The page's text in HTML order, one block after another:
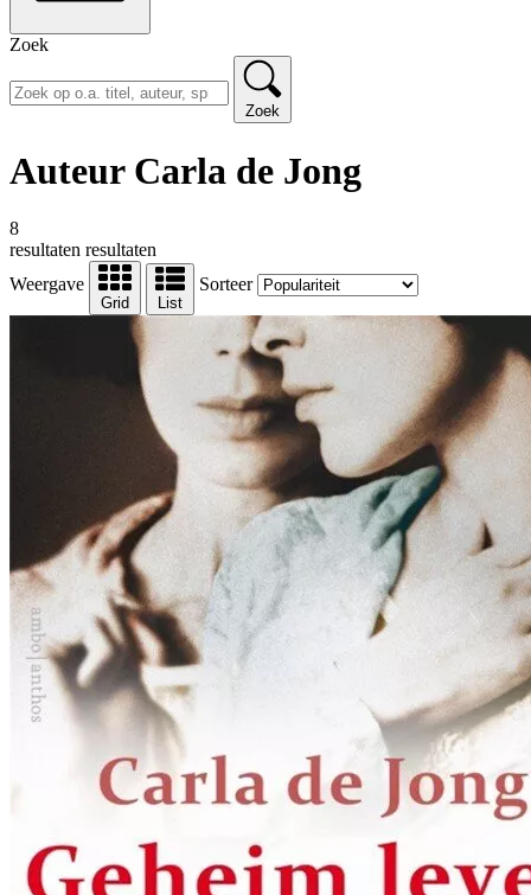
Zoek
Zoek
Auteur Carla de Jong
8
resultaten resultaten
Weergave
Grid List
Sorteer